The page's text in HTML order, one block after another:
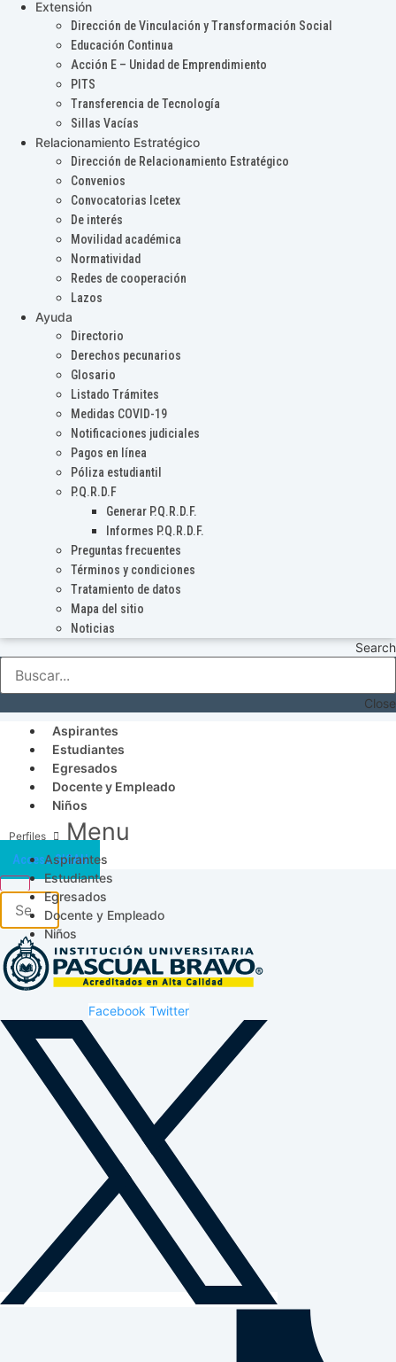
Extensión
Dirección de Vinculación y Transformación Social
Educación Continua
Acción E – Unidad de Emprendimiento
PITS
Transferencia de Tecnología
Sillas Vacías
Relacionamiento Estratégico
Dirección de Relacionamiento Estratégico
Convenios
Convocatorias Icetex
De interés
Movilidad académica
Normatividad
Redes de cooperación
Lazos
Ayuda
Directorio
Derechos pecunarios
Glosario
Listado Trámites
Medidas COVID-19
Notificaciones judiciales
Pagos en línea
Póliza estudiantil
P.Q.R.D.F
Generar P.Q.R.D.F.
Informes P.Q.R.D.F.
Preguntas frecuentes
Términos y condiciones
Tratamiento de datos
Mapa del sitio
Noticias
Search
Close
Aspirantes
Estudiantes
Egresados
Docente y Empleado
Niños
Menu
Aspirantes
Estudiantes
Egresados
Docente y Empleado
Niños
Acceso SICAU
Facebook Twitter